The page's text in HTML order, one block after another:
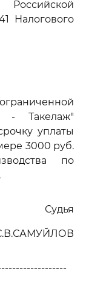
Налогового
- Такелаж"
уплаты
3000 руб.
по
Судья